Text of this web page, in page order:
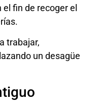
fin de recoger el
trabajar,
un desagüe